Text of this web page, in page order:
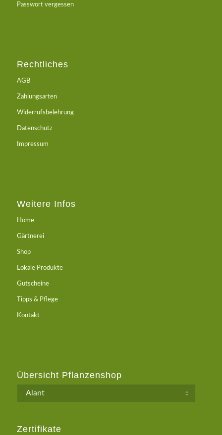
Passwort vergessen
Rechtliches
AGB
Zahlungsarten
Widerrufsbelehrung
Datenschutz
Impressum
Weitere Infos
Home
Gärtnerei
Shop
Lokale Produkte
Gutscheine
Tipps & Pflege
Kontakt
Übersicht Pflanzenshop
Zertifikate